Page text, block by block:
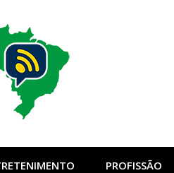
PROFISSÃO